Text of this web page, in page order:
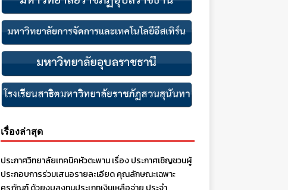
เรื่องล่าสุด
ประกาศวิทยาลัยเทคนิคหัวตะพาน เรื่อง ประกาศเชิญชวนผู้
ประกอบการร่วมเสนอรายละเอียด คุณลักษณะเฉพาะ